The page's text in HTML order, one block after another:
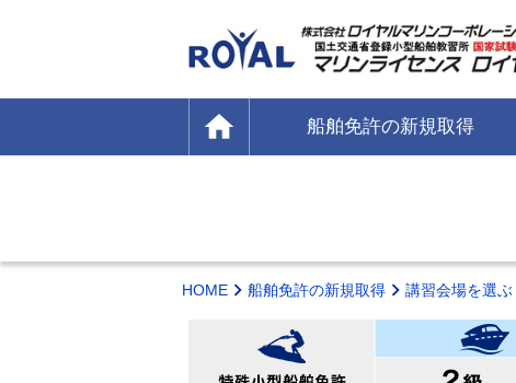
home 船舶免許の新規取得
HOME 船舶免許の新規取得 講習会場を選ぶ